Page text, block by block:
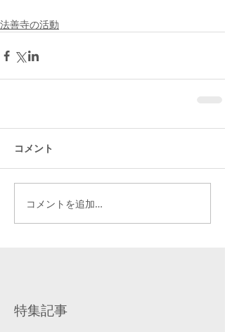
法善寺の活動
コメント
コメントを追加…
特集記事